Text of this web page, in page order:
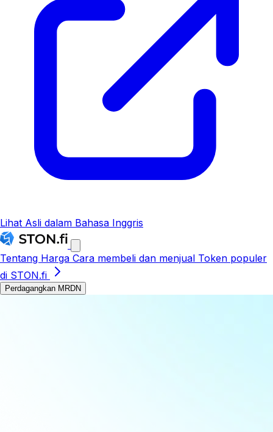
Lihat Asli dalam Bahasa Inggris
Tentang Harga Cara membeli dan menjual Token populer
di STON.fi
Perdagangkan MRDN